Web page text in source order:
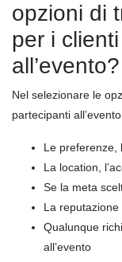
opzioni di
per i
all’evento?
Nel selezionare le
partecipanti
Le preferenze,
La location,
Se la meta
La reputazione
Qualunque
all’evento